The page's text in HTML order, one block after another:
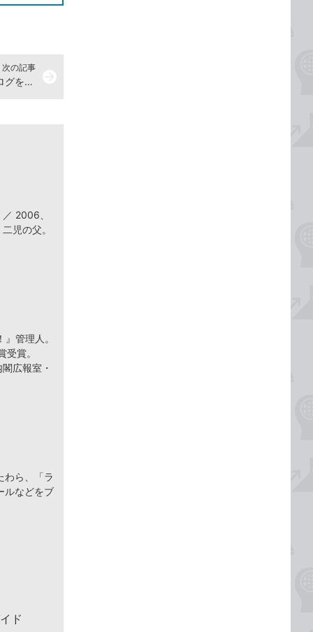
次の記事
Evernoteにオンライン通販用カタログを作ろう
2006、
児の父。
管理人。
賞。
広報室・
わら、「ラ
ルなどをブ
ド